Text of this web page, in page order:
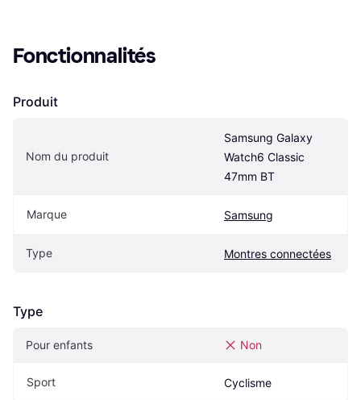
Fonctionnalités
Produit
Nom du produit
Samsung Galaxy
Watch6 Classic
47mm BT
Marque Samsung
Type Montres connectées
Type
Pour enfants Non
Sport Cyclisme